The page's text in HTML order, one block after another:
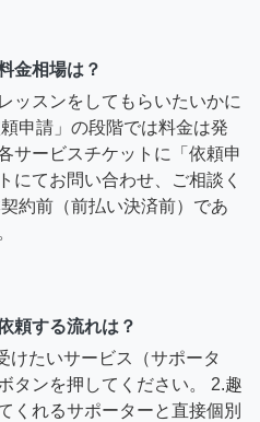
金相場は？
ッスンをしてもらいたいかに
申請」の段階では料金は発
サービスチケットに「依頼申
にてお問い合わせ、ご相談く
約前（前払い決済前）であ
頼する流れは？
けたいサービス（サポータ
タンを押してください。 2.趣
くれるサポーターと直接個別